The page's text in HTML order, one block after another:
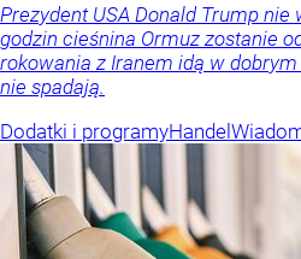
Prezydent USA Donald Trump nie
godzin cieśnina Ormuz zostanie
rokowania z Iranem idą w
nie spadają.
Dodatki i programyHandel